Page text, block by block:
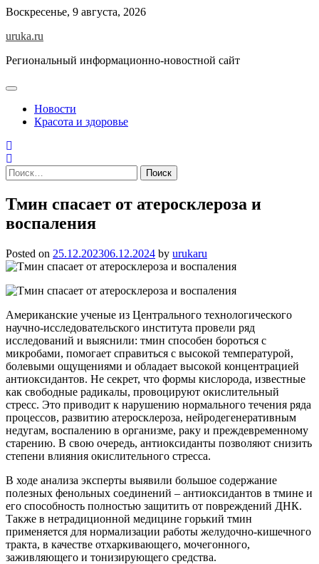
Skip
content
Воскресенье, 9 августа, 2026
uruka.ru
Региональный информационно-новостной сайт
Новости
Красота и здоровье
Найти:
Тмин спасает от атеросклероза и
воспаления
Posted on 25.12.202306.12.2024 by urukaru
Американские ученые из Центрального технологического
научно-исследовательского института провели ряд
исследований и выяснили: тмин способен бороться с
микробами, помогает справиться с высокой температурой,
болевыми ощущениями и обладает высокой концентрацией
антиоксидантов. Не секрет, что формы кислорода, известные
как свободные радикалы, провоцируют окислительный
стресс. Это приводит к нарушению нормального течения ряда
процессов, развитию атеросклероза, нейродегенеративным
недугам, воспалению в организме, раку и преждевременному
старению. В свою очередь, антиоксиданты позволяют снизить
степени влияния окислительного стресса.
В ходе анализа эксперты выявили большое содержание
полезных фенольных соединений – антиоксидантов в тмине и
его способность полностью защитить от повреждений ДНК.
Также в нетрадиционной медицине горький тмин
применяется для нормализации работы желудочно-кишечного
тракта, в качестве отхаркивающего, мочегонного,
заживляющего и тонизирующего средства.